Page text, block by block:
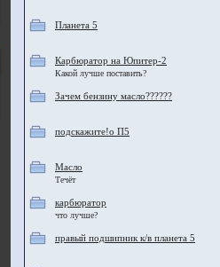
Планета 5
Карбюратор на Юпитер-2
Какой лучше поставить?
Зачем бензину масло??????
подскажите!о П5
Масло
Течёт
карбюратор
что лучше?
правый подшипник к/в планета 5